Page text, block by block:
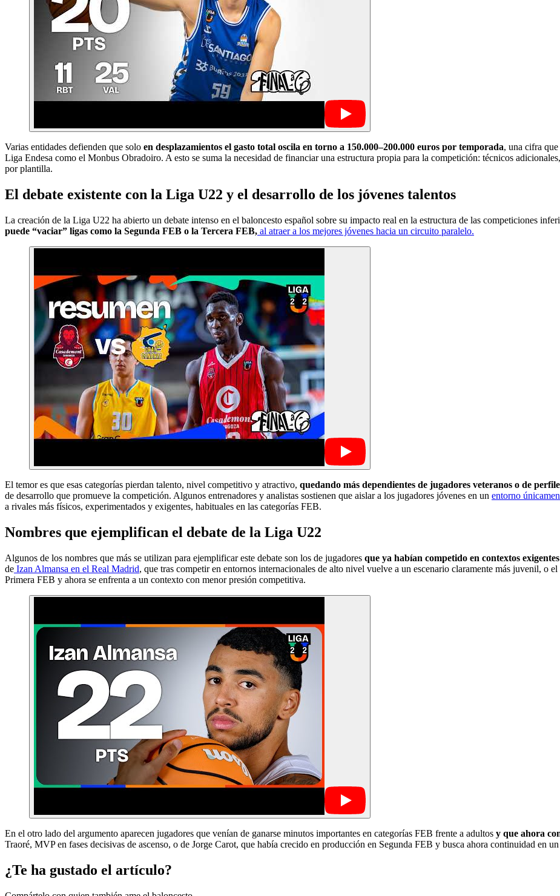
Varias entidades defienden que solo en desplazamientos el gasto total oscila en torno a 150.000–200.000 euros por temporada, una cifra
Liga Endesa como el Monbus Obradoiro. A esto se suma la necesidad de financiar una estructura propia para la competición: técnicos
por plantilla.
El debate existente con la Liga U22 y el desarrollo de los jóvenes talentos
La creación de la Liga U22 ha abierto un debate intenso en el baloncesto español sobre su impacto real en la estructura de las competiciones
puede “vaciar” ligas como la Segunda FEB o la Tercera FEB, al atraer a los mejores jóvenes hacia un circuito paralelo.
El temor es que esas categorías pierdan talento, nivel competitivo y atractivo, quedando más dependientes de jugadores veteranos o de
de desarrollo que promueve la competición. Algunos entrenadores y analistas sostienen que aislar a los jugadores jóvenes en un entorno
a rivales más físicos, experimentados y exigentes, habituales en las categorías FEB.
Nombres que ejemplifican el debate de la Liga U22
Algunos de los nombres que más se utilizan para ejemplificar este debate son los de jugadores que ya habían competido en contextos
de Izan Almansa en el Real Madrid, que tras competir en entornos internacionales de alto nivel vuelve a un escenario claramente más juvenil, o
Primera FEB y ahora se enfrenta a un contexto con menor presión competitiva.
En el otro lado del argumento aparecen jugadores que venían de ganarse minutos importantes en categorías FEB frente a adultos y que ahora
Traoré, MVP en fases decisivas de ascenso, o de Jorge Carot, que había crecido en producción en Segunda FEB y busca ahora continuidad en
¿Te ha gustado el artículo?